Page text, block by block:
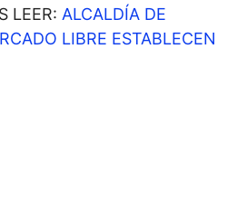
LEER: ALCALDÍA DE
LIBRE ESTABLECEN